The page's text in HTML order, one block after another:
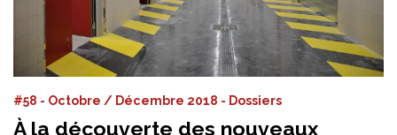
#58 - Octobre / Décembre 2018 - Dossiers
À la découverte des nouveaux